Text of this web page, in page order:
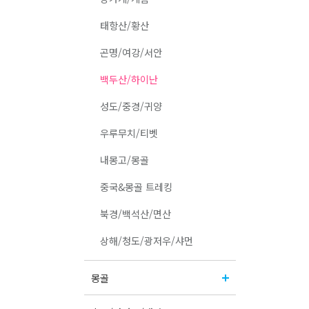
태항산/황산
곤명/여강/서안
백두산/하이난
성도/중경/귀양
우루무치/티벳
내몽고/몽골
중국&몽골 트레킹
북경/백석산/면산
상해/청도/광저우/샤먼
몽골